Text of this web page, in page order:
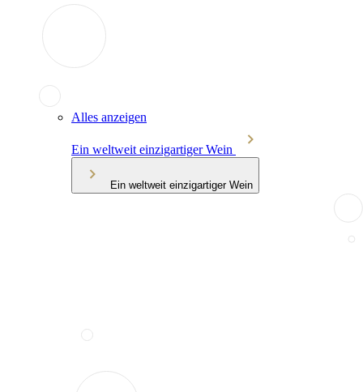
Alles anzeigen
Ein weltweit einzigartiger Wein
Ein weltweit einzigartiger Wein